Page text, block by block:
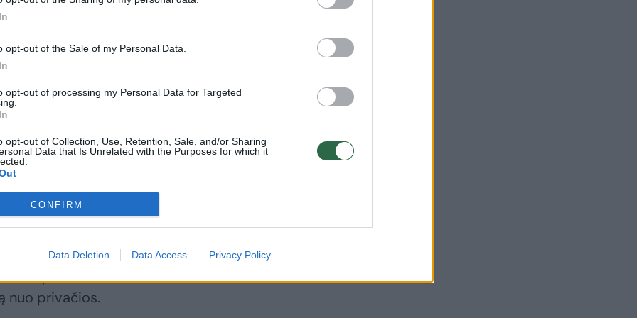
opt-out of the Sale of my Personal Data.
opt-out of processing my Personal Data for Targeted
opt-out of Collection, Use, Retention, Sale, and/or Sharing
Data that Is Unrelated with the Purposes for which it
CONFIRM
Data Deletion Data Access Privacy Policy
namą
jūros
štai,
valdžia
tam
pastatas leido atskirti šeimos
nuo privačios.